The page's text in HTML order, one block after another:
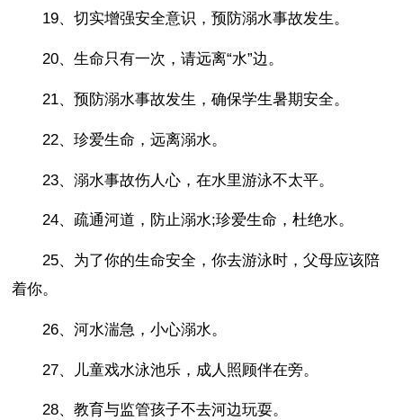
19、切实增强安全意识，预防溺水事故发生。
20、生命只有一次，请远离“水”边。
21、预防溺水事故发生，确保学生暑期安全。
22、珍爱生命，远离溺水。
23、溺水事故伤人心，在水里游泳不太平。
24、疏通河道，防止溺水;珍爱生命，杜绝水。
25、为了你的生命安全，你去游泳时，父母应该陪
着你。
26、河水湍急，小心溺水。
27、儿童戏水泳池乐，成人照顾伴在旁。
28、教育与监管孩子不去河边玩耍。